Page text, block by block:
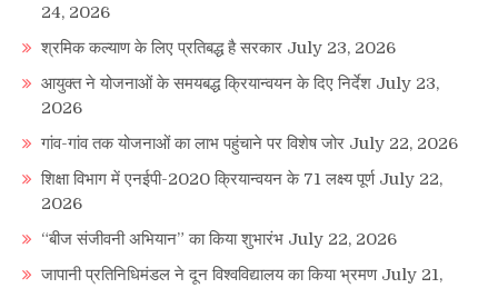
24, 2026
श्रमिक कल्याण के लिए प्रतिबद्ध है सरकार July 23, 2026
आयुक्त ने योजनाओं के समयबद्ध क्रियान्वयन के दिए निर्देश July 23,
2026
गांव-गांव तक योजनाओं का लाभ पहुंचाने पर विशेष जोर July 22, 2026
शिक्षा विभाग में एनईपी-2020 क्रियान्वयन के 71 लक्ष्य पूर्ण July 22,
2026
“बीज संजीवनी अभियान” का किया शुभारंभ July 22, 2026
जापानी प्रतिनिधिमंडल ने दून विश्वविद्यालय का किया भ्रमण July 21,